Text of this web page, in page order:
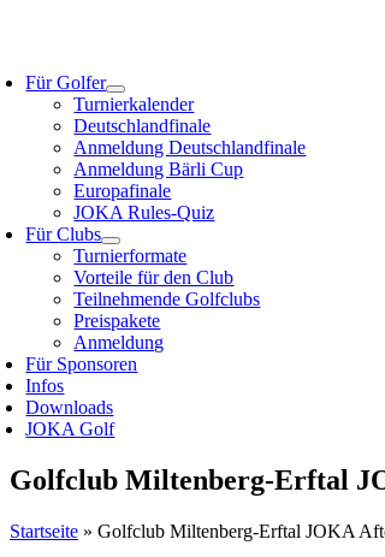
Für Golfer
Turnierkalender
Deutschlandfinale
Anmeldung Deutschlandfinale
Anmeldung Bärli Cup
Europafinale
JOKA Rules-Quiz
Für Clubs
Turnierformate
Vorteile für den Club
Teilnehmende Golfclubs
Preispakete
Anmeldung
Für Sponsoren
Infos
Downloads
JOKA Golf
Golfclub Miltenberg-Erftal
Startseite » Golfclub Miltenberg-Erftal JOKA